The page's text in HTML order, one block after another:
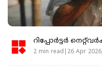
റിപ്പോർട്ടർ
2 min read|26 Apr